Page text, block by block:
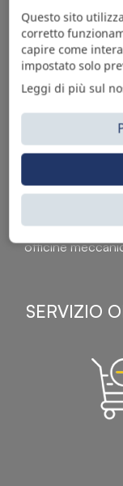
Sì Parts S.r.l. è
accessori per
il mondo per
catalogo,
assortimento
officine
SERVIZIO
Questo sito
corretto
capire come
impostato solo
Leggi di più sul